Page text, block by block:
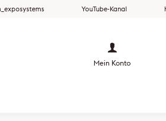
YouTube-Kanal
Mein Konto